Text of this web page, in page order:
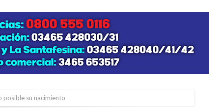
posible su nacimiento